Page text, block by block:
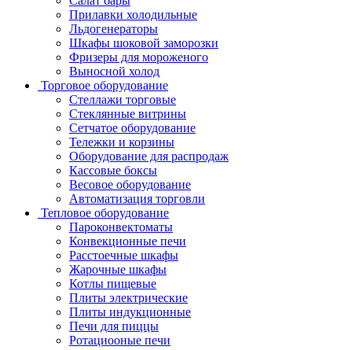
Прилавки холодильные
Льдогенераторы
Шкафы шоковой заморозки
Фризеры для мороженого
Выносной холод
Торговое оборудование
Стеллажи торговые
Стеклянные витрины
Сетчатое оборудование
Тележки и корзины
Оборудование для распродаж
Кассовые боксы
Весовое оборудование
Автоматизация торговли
Тепловое оборудование
Пароконвектоматы
Конвекционные печи
Расстоечные шкафы
Жарочные шкафы
Котлы пищевые
Плиты электрические
Плиты индукционные
Печи для пиццы
Ротациооные печи